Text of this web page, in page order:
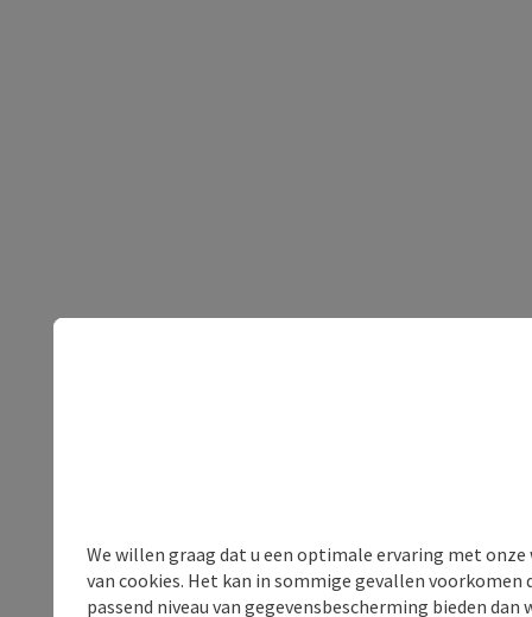
We willen graag dat u een optimale ervaring met
van cookies. Het kan in sommige gevallen voorkomen
passend niveau van gegevensbescherming bieden